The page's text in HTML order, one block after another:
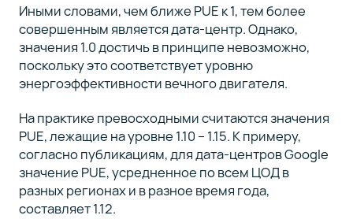
Иными словами, чем ближе PUE к 1, тем более
совершенным является дата-центр. Однако,
значения 1.0 достичь в принципе невозможно,
поскольку это соответствует уровню
энергоэффективности вечного двигателя.
На практике превосходными считаются значения
PUE, лежащие на уровне 1.10 – 1.15. К примеру,
согласно публикациям, для дата-центров Google
значение PUE, усредненное по всем ЦОД в
разных регионах и в разное время года,
составляет 1.12.